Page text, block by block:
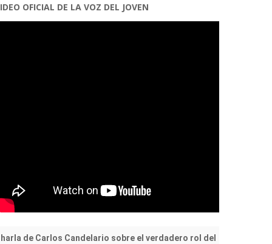
OFICIAL DE LA VOZ DEL JOVEN
de Carlos Candelario sobre el verdadero rol del